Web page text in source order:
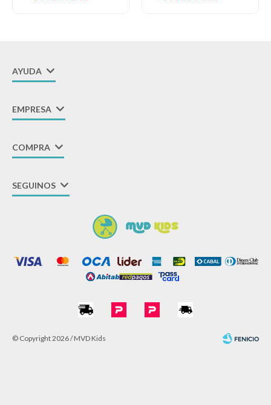
AYUDA
EMPRESA
COMPRA
SEGUINOS
© Copyright 2026 / MVD Kids